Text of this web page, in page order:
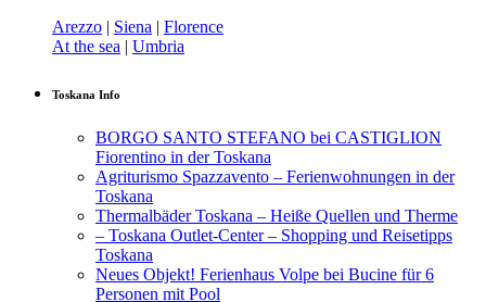
Arezzo | Siena | Florence
At the sea | Umbria
Toskana Info
BORGO SANTO STEFANO bei CASTIGLION
Fiorentino in der Toskana
Agriturismo Spazzavento – Ferienwohnungen in der
Toskana
Thermalbäder Toskana – Heiße Quellen und Therme
– Toskana Outlet-Center – Shopping und Reisetipps
Toskana
Neues Objekt! Ferienhaus Volpe bei Bucine für 6
Personen mit Pool